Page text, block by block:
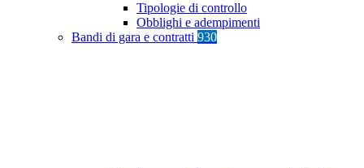
Tipologie di controllo
Obblighi e adempimenti
Bandi di gara e contratti 930